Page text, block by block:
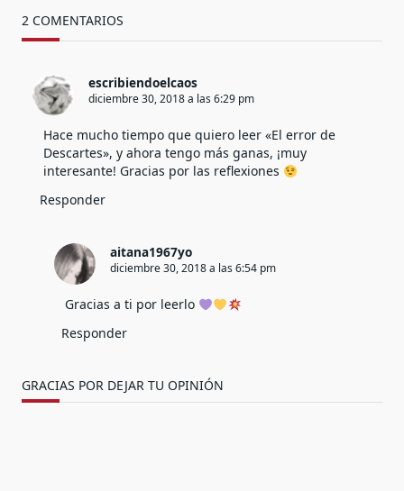
2 COMENTARIOS
escribiendoelcaos
diciembre 30, 2018 a las 6:29 pm
Hace mucho tiempo que quiero leer «El error de
Descartes», y ahora tengo más ganas, ¡muy
interesante! Gracias por las reflexiones
Responder
aitana1967yo
diciembre 30, 2018 a las 6:54 pm
Gracias a ti por leerlo
Responder
GRACIAS POR DEJAR TU OPINIÓN